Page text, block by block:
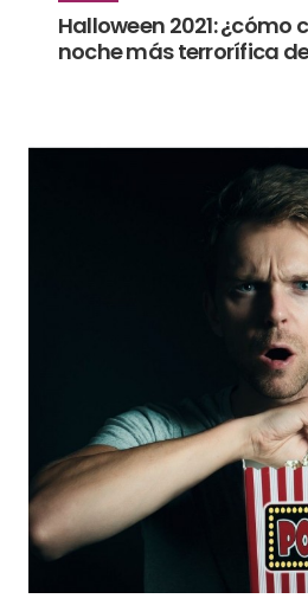
Halloween 2021: ¿cómo
noche más terrorífica